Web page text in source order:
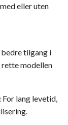
eller uten
tilgang i
rette modellen
For lang levetid,